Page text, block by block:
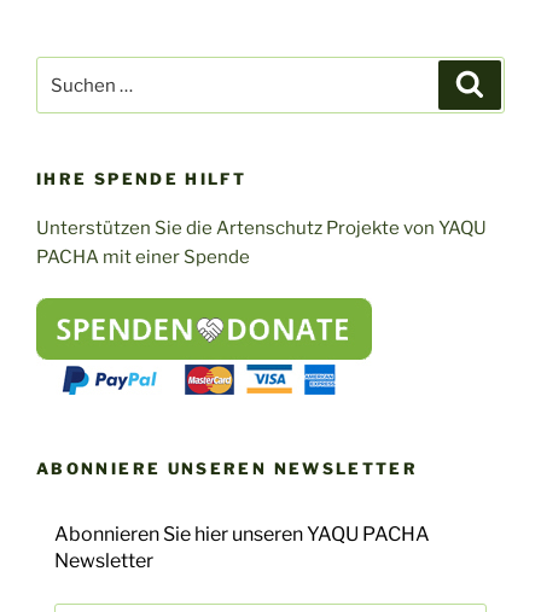
nach:
IHRE SPENDE HILFT
Unterstützen Sie die Artenschutz Projekte von YAQU
PACHA mit einer Spende
ABONNIERE UNSEREN NEWSLETTER
Abonnieren Sie hier unseren YAQU PACHA
Newsletter